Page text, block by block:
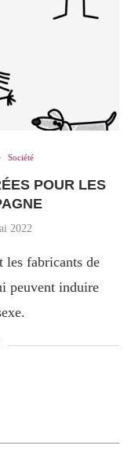
Société
POUR LES
2022
les fabricants de
peuvent induire